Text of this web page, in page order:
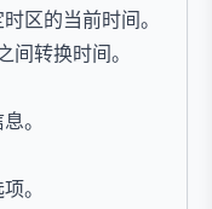
区的当前时间。
间转换时间。
。
。